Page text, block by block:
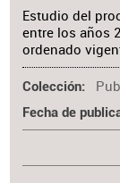
Estudio del
entre los años
ordenado
Colección
Fecha de